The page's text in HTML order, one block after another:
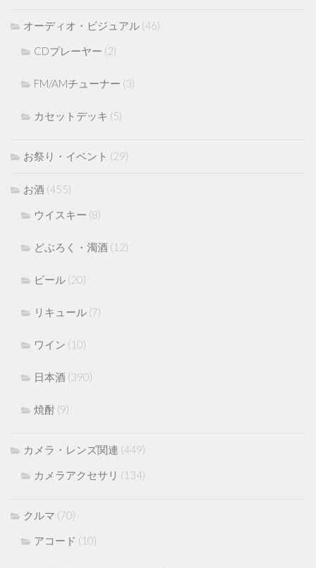
オーディオ・ビジュアル (46)
CDプレーヤー (2)
FM/AMチューナー (3)
カセットデッキ (5)
お祭り・イベント (29)
お酒 (455)
ウイスキー (8)
どぶろく・濁酒 (12)
ビール (20)
リキュール (7)
ワイン (10)
日本酒 (390)
焼酎 (9)
カメラ・レンズ関連 (449)
カメラアクセサリ (134)
クルマ (70)
アコード (10)